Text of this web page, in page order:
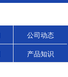
公司动态
产品知识